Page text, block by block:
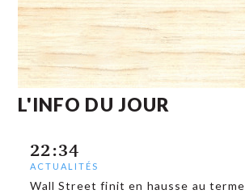
L'INFO DU JOUR
22:34
ACTUALITÉS
Wall Street finit en hausse au terme